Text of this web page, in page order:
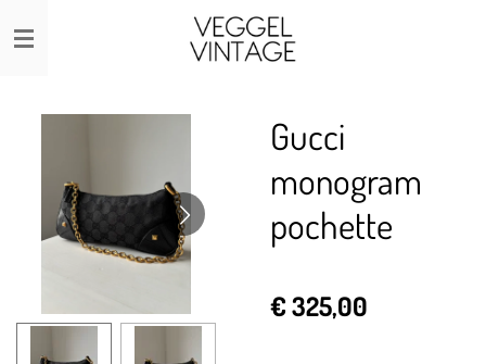
Ga
direct
Gucci
monogram
pochette
€ 325,00